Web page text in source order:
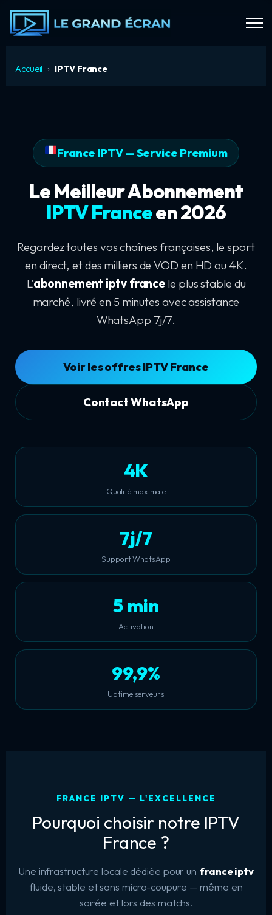
Accueil › IPTV France
France IPTV — Service Premium
Le Meilleur Abonnement
IPTV Franceen 2026
Regardez toutes vos chaînes françaises, le sport
en direct, et des milliers de VOD en HD ou 4K.
L'abonnement iptv france le plus stable du
marché, livré en 5 minutes avec assistance
WhatsApp 7j/7.
Voir les offres IPTV France
Contact WhatsApp
4K
Qualité maximale
7j/7
Support WhatsApp
5 min
Activation
99,9%
Uptime serveurs
FRANCE IPTV — L'EXCELLENCE
Pourquoi choisir notre IPTV
France ?
Une infrastructure locale dédiée pour un france iptv
fluide, stable et sans micro-coupure — même en
soirée et lors des matchs.